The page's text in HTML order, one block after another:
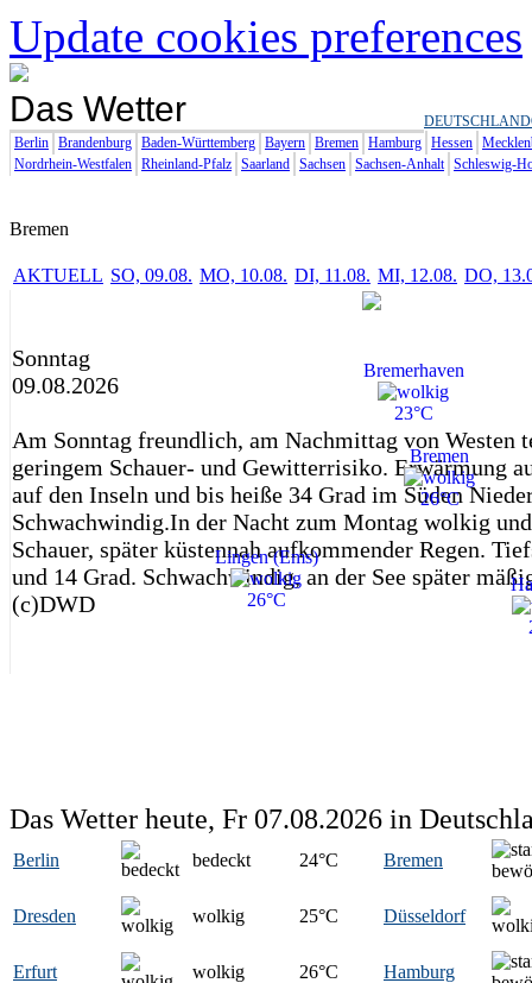
Update cookies preferences
Das Wetter DEUTSCHLAND
Berlin Brandenburg Baden-Württemberg Bayern Bremen Hamburg Hessen
Nordrhein-Westfalen Rheinland-Pfalz Saarland Sachsen Sachsen-Anhalt Schleswig-
Bremen
AKTUELL SO, 09.08. MO, 10.08. DI, 11.08. MI, 12.08. DO,
Bremerhaven
23°C
Bremen
26°C
Lingen (Ems)
26°C
Sonntag
09.08.2026
Am Sonntag freundlich, am Nachmittag von
geringem Schauer- und Gewitterrisiko. Erwärmung
auf den Inseln und bis heiße 34 Grad im Süden
Schwachwindig.In der Nacht zum Montag wolkig und
Schauer, später küstennah aufkommender Regen.
und 14 Grad. Schwachwindig, an der See später
(c)DWD
Das Wetter heute, Fr 07.08.2026 in
Berlin bedeckt 24°C Bremen
Dresden wolkig 25°C Düsseldorf
Erfurt wolkig 26°C Hamburg